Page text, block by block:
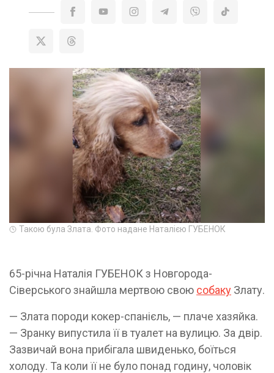
Такою була Злата. Фото надане Наталією ГУБЕНОК
65-річна Наталія ГУБЕНОК з Новгорода-
Сіверського знайшла мертвою свою собаку Злату.
— Злата породи кокер-спанієль, — плаче хазяйка.
— Зранку випустила її в туалет на вулицю. За двір.
Зазвичай вона прибігала швиденько, боїться
холоду. Та коли її не було понад годину, чоловік